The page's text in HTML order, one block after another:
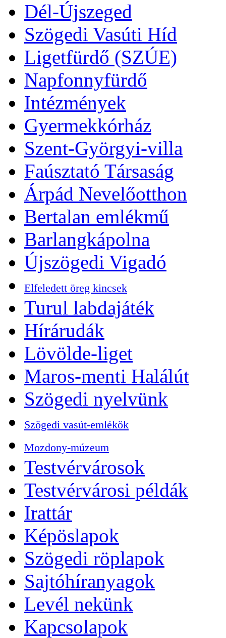
Dél-Újszeged
Szögedi Vasúti Híd
Ligetfürdő (SZÚE)
Napfonnyfürdő
Intézmények
Gyermekkórház
Szent-Györgyi-villa
Faúsztató Társaság
Árpád Nevelőotthon
Bertalan emlékmű
Barlangkápolna
Újszögedi Vigadó
Elfeledett öreg kincsek
Turul labdajáték
Hírárudák
Lövölde-liget
Maros-menti Halálút
Szögedi nyelvünk
Szögedi vasút-emlékök
Mozdony-múzeum
Testvérvárosok
Testvérvárosi példák
Irattár
Képöslapok
Szögedi röplapok
Sajtóhíranyagok
Levél nekünk
Kapcsolapok